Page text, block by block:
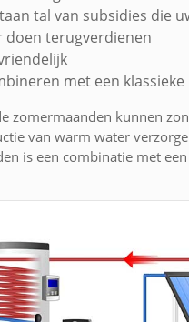
tal van subsidies die
doen terugverdienen
met een
zomermaanden kunnen
van warm water
is een combinatie met